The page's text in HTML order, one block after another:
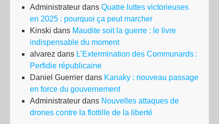
Administrateur dans Quatre luttes victorieuses
en 2025 : pourquoi ça peut marcher
Kinski dans Maudite soit la guerre : le livre
indispensable du moment
alvarez dans L’Extermination des Communards :
Perfidie républicaine
Daniel Guerrier dans Kanaky : nouveau passage
en force du gouvernement
Administrateur dans Nouvelles attaques de
drones contre la flottille de la liberté